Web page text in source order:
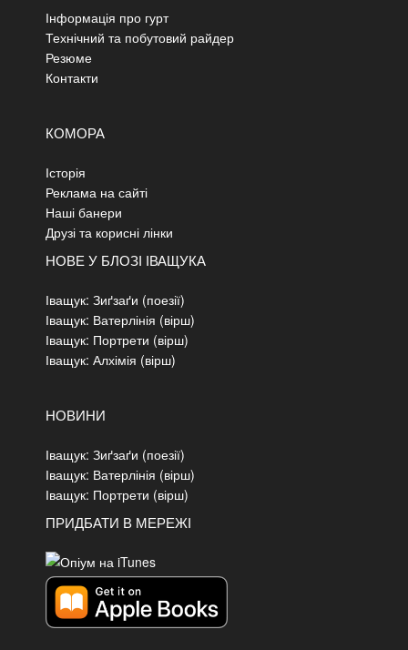
Інформація про гурт
Технічний та побутовий райдер
Резюме
Контакти
КОМОРА
Історія
Реклама на сайті
Наші банери
Друзі та корисні лінки
НОВЕ У БЛОЗІ ІВАЩУКА
Іващук: Зиґзаґи (поезії)
Іващук: Ватерлінія (вірш)
Іващук: Портрети (вірш)
Іващук: Алхімія (вірш)
НОВИНИ
Іващук: Зиґзаґи (поезії)
Іващук: Ватерлінія (вірш)
Іващук: Портрети (вірш)
ПРИДБАТИ В МЕРЕЖІ